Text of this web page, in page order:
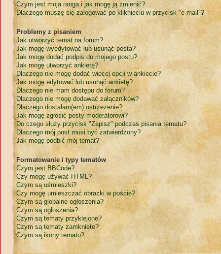
Czym jest moja ranga i jak mogę ją zmienić?
Dlaczego muszę się zalogować po kliknięciu w przycisk "e-mail"?
Problemy z pisaniem
Jak utworzyć temat na forum?
Jak mogę wyedytować lub usunąć posta?
Jak mogę dodać podpis do mojego postu?
Jak mogę utworzyć ankietę?
Dlaczego nie mogę dodać więcej opcji w ankiecie?
Jak mogę edytować lub usunąć ankietę?
Dlaczego nie mam dostępu do forum?
Dlaczego nie mogę dodawać załączników?
Dlaczego dostałam(em) ostrzeżenie?
Jak mogę zgłosić posty moderatorowi?
Do czego służy przycisk "Zapisz" podczas pisania tematu?
Dlaczego mój post musi być zatwierdzony?
Jak mogę podbić mój temat?
Formatowanie i typy tematów
Czym jest BBCode?
Czy mogę używać HTML?
Czym są uśmieszki?
Czy mogę umieszczać obrazki w poście?
Czym są globalne ogłoszenia?
Czym są ogłoszenia?
Czym są tematy przyklejone?
Czym są tematy zamknięte?
Czym są ikony tematu?